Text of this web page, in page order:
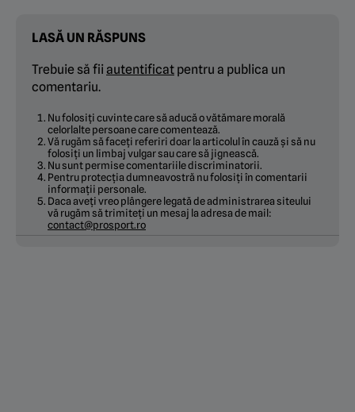
LASĂ UN RĂSPUNS
Trebuie să fii autentificat pentru a publica un
comentariu.
Nu folosiți cuvinte care să aducă o vătămare morală
celorlalte persoane care comentează.
Vă rugăm să faceți referiri doar la articolul în cauză și să nu
folosiți un limbaj vulgar sau care să jignească.
Nu sunt permise comentariile discriminatorii.
Pentru protecția dumneavostră nu folosiți în comentarii
informații personale.
Daca aveți vreo plângere legată de administrarea siteului
vă rugăm să trimiteți un mesaj la adresa de mail:
contact@prosport.ro